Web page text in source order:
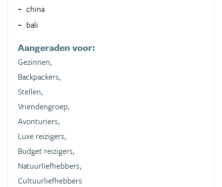
china
bali
Aangeraden voor:
Gezinnen,
Backpackers,
Stellen,
Vriendengroep,
Avonturiers,
Luxe reizigers,
Budget reizigers,
Natuurliefhebbers,
Cultuurliefhebbers